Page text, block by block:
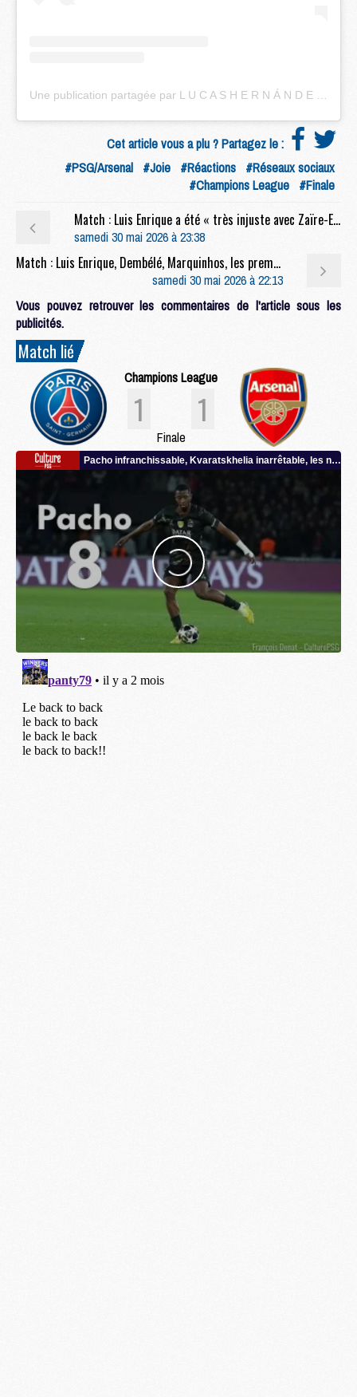
Cet article vous a plu ? Partagez le :
#PSG/Arsenal #Joie #Réactions #Réseaux sociaux
#Champions League #Finale
Match : Luis Enrique a été « très injuste avec Zaïre-Emery »
samedi 30 mai 2026 à 23:38
Match : Luis Enrique, Dembélé, Marquinhos, les premières réactions après PSG/Arsenal
samedi 30 mai 2026 à 22:13
Vous pouvez retrouver les commentaires de l'article sous les
publicités.
Match lié
Champions League
1 1
Finale